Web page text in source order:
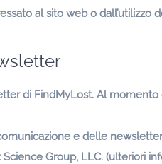
al sito web o
di FindMyLost. Al
e delle
Science Group, LLC.